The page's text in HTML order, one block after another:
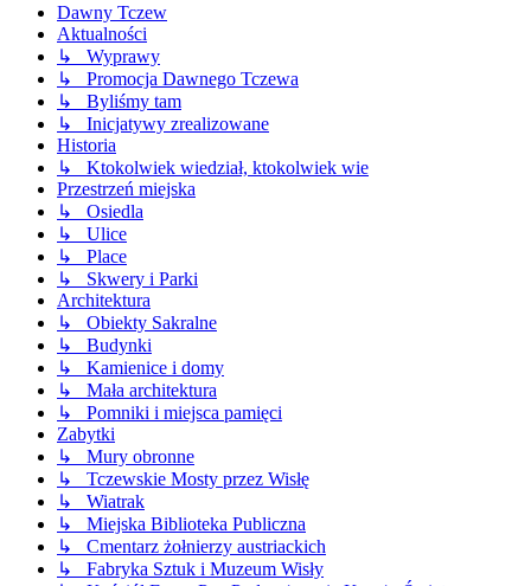
Dawny Tczew
Aktualności
↳ Wyprawy
↳ Promocja Dawnego Tczewa
↳ Byliśmy tam
↳ Inicjatywy zrealizowane
Historia
↳ Ktokolwiek wiedział, ktokolwiek wie
Przestrzeń miejska
↳ Osiedla
↳ Ulice
↳ Place
↳ Skwery i Parki
Architektura
↳ Obiekty Sakralne
↳ Budynki
↳ Kamienice i domy
↳ Mała architektura
↳ Pomniki i miejsca pamięci
Zabytki
↳ Mury obronne
↳ Tczewskie Mosty przez Wisłę
↳ Wiatrak
↳ Miejska Biblioteka Publiczna
↳ Cmentarz żołnierzy austriackich
↳ Fabryka Sztuk i Muzeum Wisły